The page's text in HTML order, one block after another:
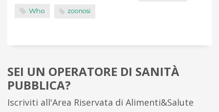
Who zoonosi
SEI UN OPERATORE DI SANITÀ
PUBBLICA?
Iscriviti all'Area Riservata di Alimenti&Salute